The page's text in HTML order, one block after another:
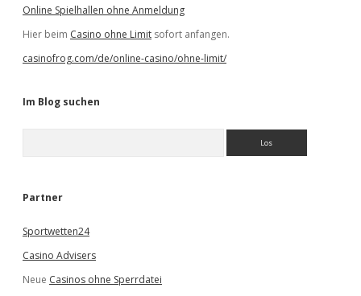
Online Spielhallen ohne Anmeldung
Hier beim Casino ohne Limit sofort anfangen.
casinofrog.com/de/online-casino/ohne-limit/
Im Blog suchen
e
Partner
Sportwetten24
Casino Advisers
Neue Casinos ohne Sperrdatei